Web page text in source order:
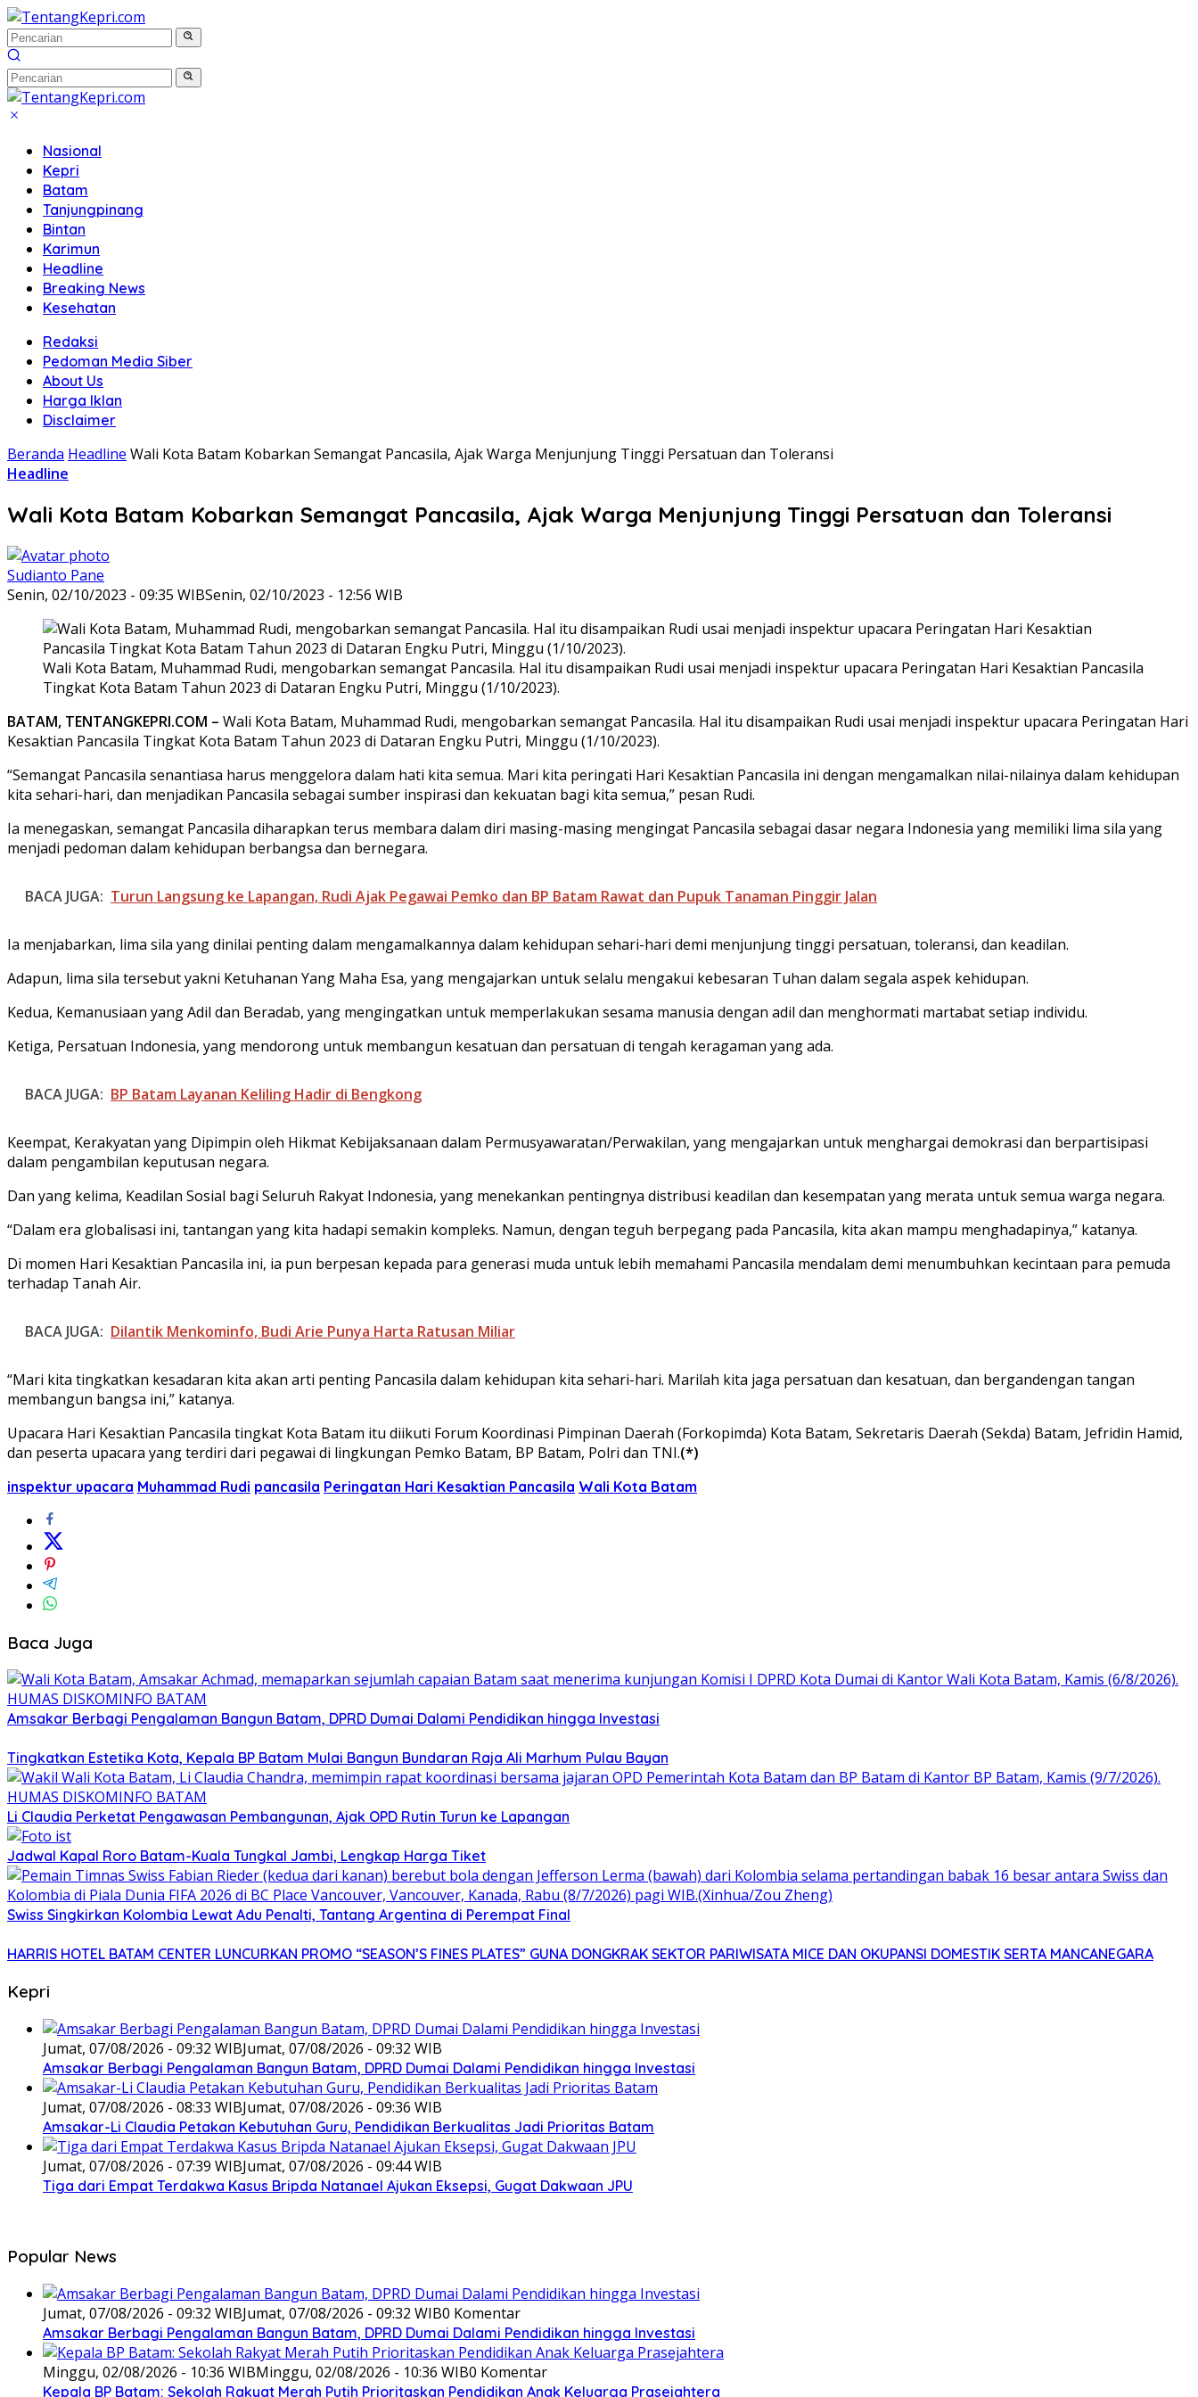
Langsung
ke
konten
Nasional
Kepri
Batam
Tanjungpinang
Bintan
Karimun
Headline
Breaking News
Kesehatan
Redaksi
Pedoman Media Siber
About Us
Harga Iklan
Disclaimer
Beranda Headline Wali Kota Batam Kobarkan Semangat Pancasila, Ajak Warga Menjunjung Tinggi Persatuan dan Toleransi
Headline
Wali Kota Batam Kobarkan Semangat Pancasila, Ajak Warga Menjunjung Tinggi Persatuan dan Toleransi
Sudianto Pane
Senin, 02/10/2023 - 09:35 WIBSenin, 02/10/2023 - 12:56 WIB
Wali Kota Batam, Muhammad Rudi, mengobarkan semangat Pancasila. Hal itu disampaikan Rudi usai menjadi inspektur upacara Peringatan Hari Kesaktian Pancasila
Tingkat Kota Batam Tahun 2023 di Dataran Engku Putri, Minggu (1/10/2023).
BATAM, TENTANGKEPRI.COM – Wali Kota Batam, Muhammad Rudi, mengobarkan semangat Pancasila. Hal itu disampaikan Rudi usai menjadi inspektur upacara Peringatan Hari
Kesaktian Pancasila Tingkat Kota Batam Tahun 2023 di Dataran Engku Putri, Minggu (1/10/2023).
“Semangat Pancasila senantiasa harus menggelora dalam hati kita semua. Mari kita peringati Hari Kesaktian Pancasila ini dengan mengamalkan nilai-nilainya dalam kehidupan
kita sehari-hari, dan menjadikan Pancasila sebagai sumber inspirasi dan kekuatan bagi kita semua,” pesan Rudi.
Ia menegaskan, semangat Pancasila diharapkan terus membara dalam diri masing-masing mengingat Pancasila sebagai dasar negara Indonesia yang memiliki lima sila yang
menjadi pedoman dalam kehidupan berbangsa dan bernegara.
BACA JUGA: Turun Langsung ke Lapangan, Rudi Ajak Pegawai Pemko dan BP Batam Rawat dan Pupuk Tanaman Pinggir Jalan
Ia menjabarkan, lima sila yang dinilai penting dalam mengamalkannya dalam kehidupan sehari-hari demi menjunjung tinggi persatuan, toleransi, dan keadilan.
Adapun, lima sila tersebut yakni Ketuhanan Yang Maha Esa, yang mengajarkan untuk selalu mengakui kebesaran Tuhan dalam segala aspek kehidupan.
Kedua, Kemanusiaan yang Adil dan Beradab, yang mengingatkan untuk memperlakukan sesama manusia dengan adil dan menghormati martabat setiap individu.
Ketiga, Persatuan Indonesia, yang mendorong untuk membangun kesatuan dan persatuan di tengah keragaman yang ada.
BACA JUGA: BP Batam Layanan Keliling Hadir di Bengkong
Keempat, Kerakyatan yang Dipimpin oleh Hikmat Kebijaksanaan dalam Permusyawaratan/Perwakilan, yang mengajarkan untuk menghargai demokrasi dan berpartisipasi
dalam pengambilan keputusan negara.
Dan yang kelima, Keadilan Sosial bagi Seluruh Rakyat Indonesia, yang menekankan pentingnya distribusi keadilan dan kesempatan yang merata untuk semua warga negara.
“Dalam era globalisasi ini, tantangan yang kita hadapi semakin kompleks. Namun, dengan teguh berpegang pada Pancasila, kita akan mampu menghadapinya,” katanya.
Di momen Hari Kesaktian Pancasila ini, ia pun berpesan kepada para generasi muda untuk lebih memahami Pancasila mendalam demi menumbuhkan kecintaan para pemuda
terhadap Tanah Air.
BACA JUGA: Dilantik Menkominfo, Budi Arie Punya Harta Ratusan Miliar
“Mari kita tingkatkan kesadaran kita akan arti penting Pancasila dalam kehidupan kita sehari-hari. Marilah kita jaga persatuan dan kesatuan, dan bergandengan tangan
membangun bangsa ini,” katanya.
Upacara Hari Kesaktian Pancasila tingkat Kota Batam itu diikuti Forum Koordinasi Pimpinan Daerah (Forkopimda) Kota Batam, Sekretaris Daerah (Sekda) Batam, Jefridin Hamid,
dan peserta upacara yang terdiri dari pegawai di lingkungan Pemko Batam, BP Batam, Polri dan TNI.(*)
inspektur upacara Muhammad Rudi pancasila Peringatan Hari Kesaktian Pancasila Wali Kota Batam
Baca Juga
Amsakar Berbagi Pengalaman Bangun Batam, DPRD Dumai Dalami Pendidikan hingga Investasi
Tingkatkan Estetika Kota, Kepala BP Batam Mulai Bangun Bundaran Raja Ali Marhum Pulau Bayan
Li Claudia Perketat Pengawasan Pembangunan, Ajak OPD Rutin Turun ke Lapangan
Jadwal Kapal Roro Batam-Kuala Tungkal Jambi, Lengkap Harga Tiket
Swiss Singkirkan Kolombia Lewat Adu Penalti, Tantang Argentina di Perempat Final
HARRIS HOTEL BATAM CENTER LUNCURKAN PROMO “SEASON’S FINES PLATES” GUNA DONGKRAK SEKTOR PARIWISATA MICE DAN OKUPANSI DOMESTIK SERTA MANCANEGARA
Kepri
Jumat, 07/08/2026 - 09:32 WIBJumat, 07/08/2026 - 09:32 WIB
Amsakar Berbagi Pengalaman Bangun Batam, DPRD Dumai Dalami Pendidikan hingga Investasi
Jumat, 07/08/2026 - 08:33 WIBJumat, 07/08/2026 - 09:36 WIB
Amsakar-Li Claudia Petakan Kebutuhan Guru, Pendidikan Berkualitas Jadi Prioritas Batam
Jumat, 07/08/2026 - 07:39 WIBJumat, 07/08/2026 - 09:44 WIB
Tiga dari Empat Terdakwa Kasus Bripda Natanael Ajukan Eksepsi, Gugat Dakwaan JPU
Popular News
Jumat, 07/08/2026 - 09:32 WIBJumat, 07/08/2026 - 09:32 WIB0 Komentar
Amsakar Berbagi Pengalaman Bangun Batam, DPRD Dumai Dalami Pendidikan hingga Investasi
Minggu, 02/08/2026 - 10:36 WIBMinggu, 02/08/2026 - 10:36 WIB0 Komentar
Kepala BP Batam: Sekolah Rakyat Merah Putih Prioritaskan Pendidikan Anak Keluarga Prasejahtera